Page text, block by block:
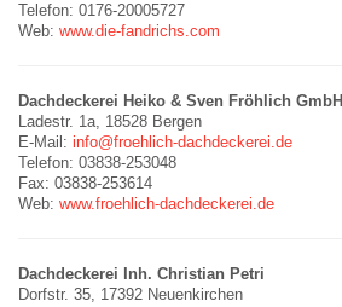
Telefon: 0176-20005727
Web: www.die-fandrichs.com
Dachdeckerei Heiko & Sven Fröhlich GmbH
Ladestr. 1a, 18528 Bergen
E-Mail: info@froehlich-dachdeckerei.de
Telefon: 03838-253048
Fax: 03838-253614
Web: www.froehlich-dachdeckerei.de
Dachdeckerei Inh. Christian Petri
Dorfstr. 35, 17392 Neuenkirchen